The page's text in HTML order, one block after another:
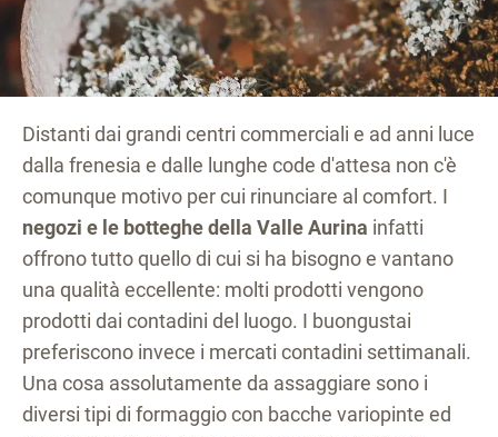
Distanti dai grandi centri commerciali e ad anni luce
dalla frenesia e dalle lunghe code d'attesa non c'è
comunque motivo per cui rinunciare al comfort. I
negozi e le botteghe della Valle Aurina infatti
offrono tutto quello di cui si ha bisogno e vantano
una qualità eccellente: molti prodotti vengono
prodotti dai contadini del luogo. I buongustai
preferiscono invece i mercati contadini settimanali.
Una cosa assolutamente da assaggiare sono i
diversi tipi di formaggio con bacche variopinte ed